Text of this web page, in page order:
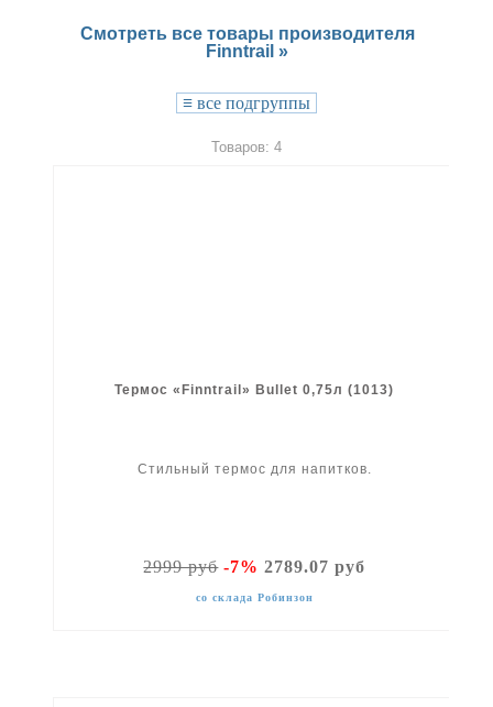
Смотреть все товары производителя
Finntrail »
≡ все подгруппы
Товаров: 4
Термос «Finntrail» Bullet 0,75л (1013)
Стильный термос для напитков.
2999 руб-7% 2789.07 руб
со склада Робинзон